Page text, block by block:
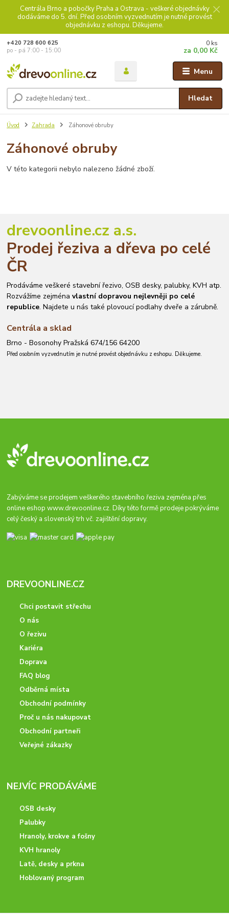
Centrála Brno a pobočky Praha a Ostrava - veškeré objednávky
dodáváme do 5. dní. Před osobním vyzvednutím je nutné provést
objednávku z eshopu. Děkujeme.
Menu
Hledat
+420 728 600 625
po - pá 7:00 - 15:00
0 ks
za 0,00 Kč
Úvod Zahrada Záhonové obruby
Záhonové obruby
V této kategorii nebylo nalezeno žádné zboží.
drevoonline.cz a.s.
Prodej řeziva a dřeva po celé
ČR
Prodáváme veškeré stavební řezivo, OSB desky, palubky, KVH atp.
Rozvážíme zejménavlastní dopravou nejlevněji po celé
republice. Najdete u nás také plovoucí podlahy dveře a zárubně.
Centrála a sklad
Brno - Bosonohy Pražská 674/156 64200
Před osobním vyzvednutím je nutné provést objednávku z eshopu. Děkujeme.
Zabýváme se prodejem veškerého stavebního řeziva zejména přes
online eshopwww.drevoonline.cz. Díky této formě prodeje pokrýváme
celý český a slovenský trh vč. zajištění dopravy.
DREVOONLINE.CZ
Chci postavit střechu
O nás
O řezivu
Kariéra
Doprava
FAQ blog
Odběrná místa
Obchodní podmínky
Proč u nás nakupovat
Obchodní partneři
Veřejné zákazky
NEJVÍC PRODÁVÁME
OSB desky
Palubky
Hranoly, krokve a fošny
KVH hranoly
Latě, desky a prkna
Hoblovaný program